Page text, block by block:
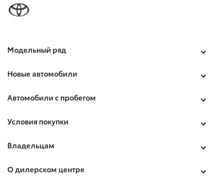
Модельный ряд
Новые автомобили
Автомобили с пробегом
Условия покупки
Владельцам
О дилерском центре